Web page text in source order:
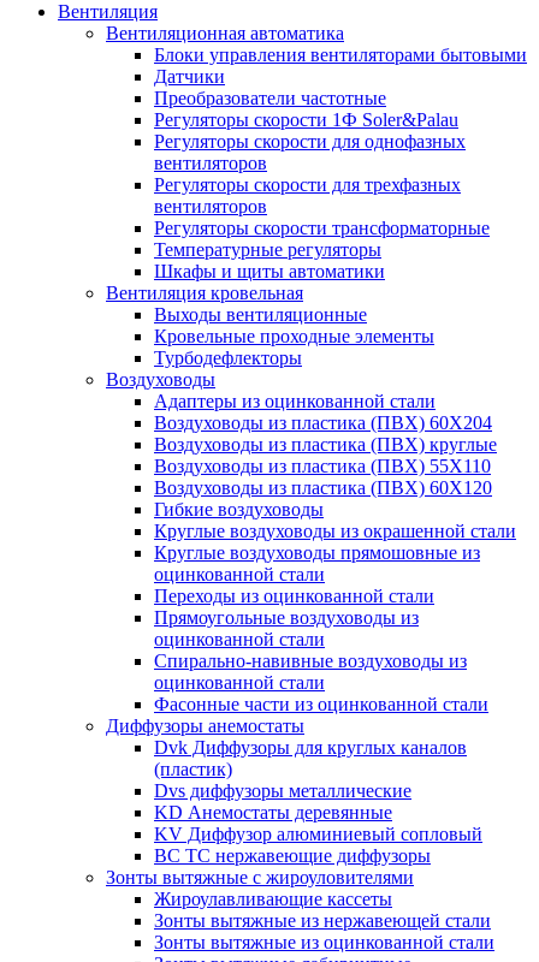
Вентиляция
Вентиляционная автоматика
Блоки управления вентиляторами бытовыми
Датчики
Преобразователи частотные
Регуляторы скорости 1Ф Soler&Palau
Регуляторы скорости для однофазных
вентиляторов
Регуляторы скорости для трехфазных
вентиляторов
Регуляторы скорости трансформаторные
Температурные регуляторы
Шкафы и щиты автоматики
Вентиляция кровельная
Выходы вентиляционные
Кровельные проходные элементы
Турбодефлекторы
Воздуховоды
Адаптеры из оцинкованной стали
Воздуховоды из пластика (ПВХ) 60Х204
Воздуховоды из пластика (ПВХ) круглые
Воздуховоды из пластика (ПВХ) 55Х110
Воздуховоды из пластика (ПВХ) 60Х120
Гибкие воздуховоды
Круглые воздуховоды из окрашенной стали
Круглые воздуховоды прямошовные из
оцинкованной стали
Переходы из оцинкованной стали
Прямоугольные воздуховоды из
оцинкованной стали
Спирально-навивные воздуховоды из
оцинкованной стали
Фасонные части из оцинкованной стали
Диффузоры анемостаты
Dvk Диффузоры для круглых каналов
(пластик)
Dvs диффузоры металлические
KD Анемостаты деревянные
KV Диффузор алюминиевый сопловый
ВС ТС нержавеющие диффузоры
Зонты вытяжные с жироуловителями
Жироулавливающие кассеты
Зонты вытяжные из нержавеющей стали
Зонты вытяжные из оцинкованной стали